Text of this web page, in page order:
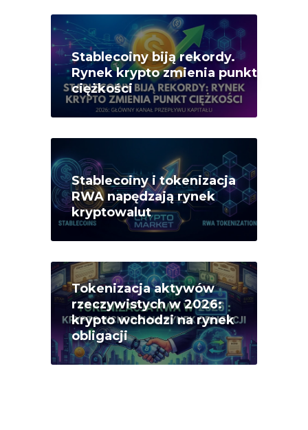
Stablecoiny biją rekordy.
Rynek krypto zmienia punkt
ciężkości
Stablecoiny i tokenizacja
RWA napędzają rynek
kryptowalut
Tokenizacja aktywów
rzeczywistych w 2026:
krypto wchodzi na rynek
obligacji